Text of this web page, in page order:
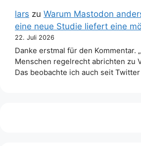
lars zu Warum Mastodon
eine neue Studie liefert eine
22. Juli 2026
Danke erstmal für den Kommentar.
Menschen regelrecht abrichten zu
Das beobachte ich auch seit